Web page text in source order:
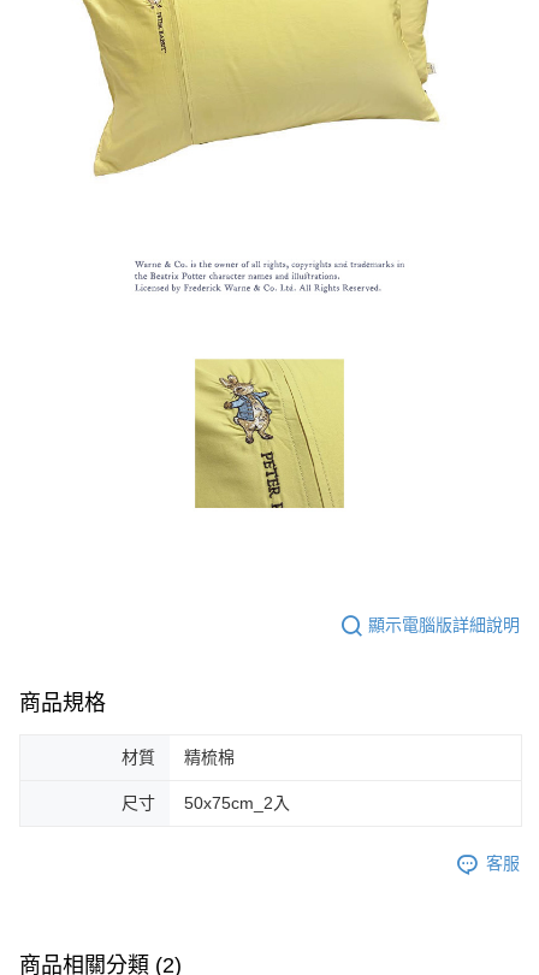
顯示電腦版詳細說明
商品規格
材質 精梳棉
尺寸 50x75cm_2入
客服
商品相關分類 (2)